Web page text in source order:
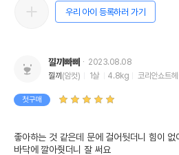
우리 아이 등록하러 가기
낄끼빠빠
2023.08.08
낄끼 (암컷) 1살 4.8kg 코리안쇼트헤
첫구매
좋아하는 것 같은데 문에 걸어둿더니 힘이
바닥에 깔아줫더니 잘 써요